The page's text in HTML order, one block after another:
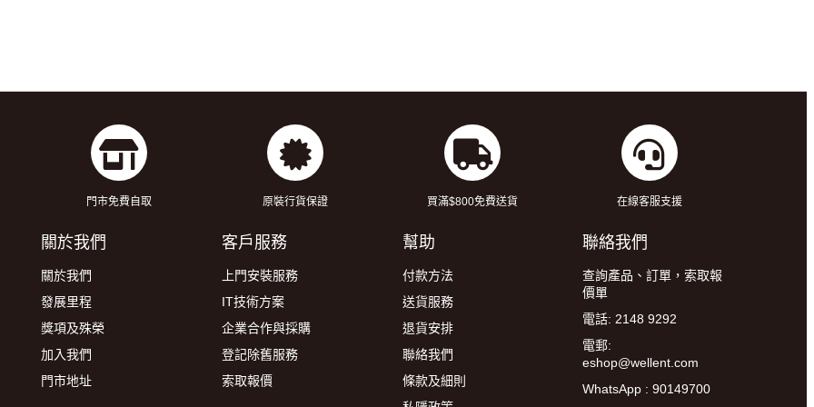
門市免費自取 原裝行貨保證 買滿$800免費送貨 在線客服支援
關於我們
關於我們
發展里程
獎項及殊榮
加入我們
門市地址
客戶服務
上門安裝服務
IT技術方案
企業合作與採購
登記除舊服務
索取報價
幫助
付款方法
送貨服務
退貨安排
聯絡我們
條款及細則
聯絡我們
查詢產品、訂單，索取報
價單
電話: 2148 9292
電郵:
eshop@wellent.com
WhatsApp : 90149700